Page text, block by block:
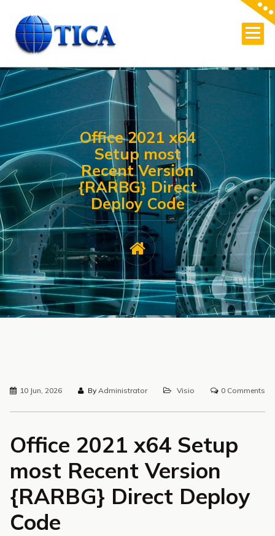
content
Office 2021 x64
Setup most
Recent Version
{RARBG} Direct
Deploy Code
10 Jun, 2026 By Administrator Visio 0 Comments
Office 2021 x64 Setup
most Recent Version
{RARBG} Direct Deploy
Code